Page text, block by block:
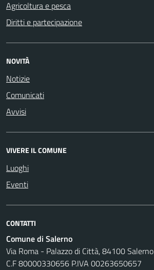
Agricoltura e pesca
Diritti e partecipazione
NOVITÀ
Notizie
Comunicati
Avvisi
VIVERE IL COMUNE
Luoghi
Eventi
CONTATTI
Comune di Salerno
Via Roma - Palazzo di Città, 84100 Salerno
C.F 80000330656 P.IVA 00263650657